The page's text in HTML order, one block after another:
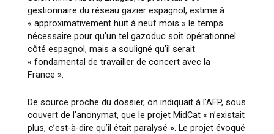
gestionnaire du réseau gazier espagnol, estime à
« approximativement huit à neuf mois » le temps
nécessaire pour qu’un tel gazoduc soit opérationnel
côté espagnol, mais a souligné qu’il serait
« fondamental de travailler de concert avec la
France ».
De source proche du dossier, on indiquait à l’AFP, sous
couvert de l’anonymat, que le projet MidCat « n’existait
plus, c’est-à-dire qu’il était paralysé ». Le projet évoqué